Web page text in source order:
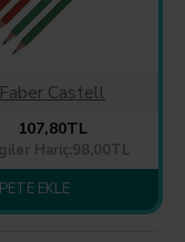
Faber Castell
107,80TL
Hariç:98,00TL
EKLE